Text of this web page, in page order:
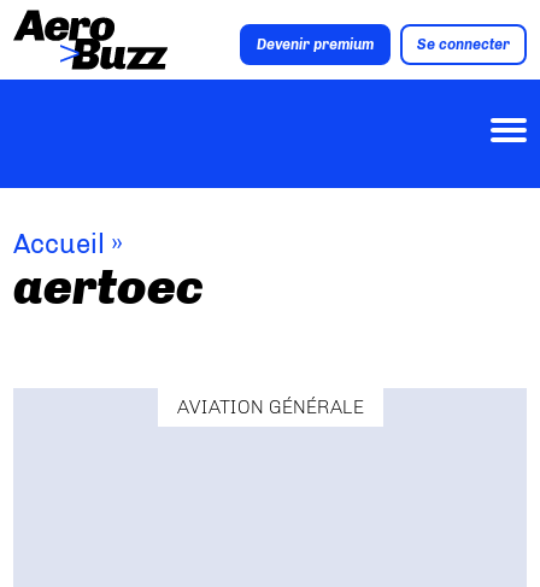
Devenir premium Se connecter
Accueil »
aertoec
AVIATION GÉNÉRALE